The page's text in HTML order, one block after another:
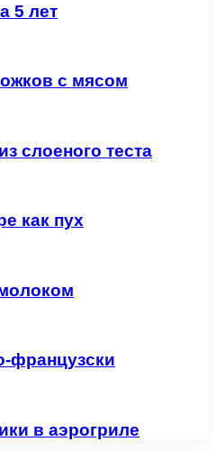
5 лет
с мясом
слоеного теста
как пух
французски
в аэрогриле